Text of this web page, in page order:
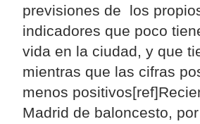
previsiones de los
indicadores que poco
vida en la ciudad, y que
mientras que las cifras
menos
Madrid de baloncesto,